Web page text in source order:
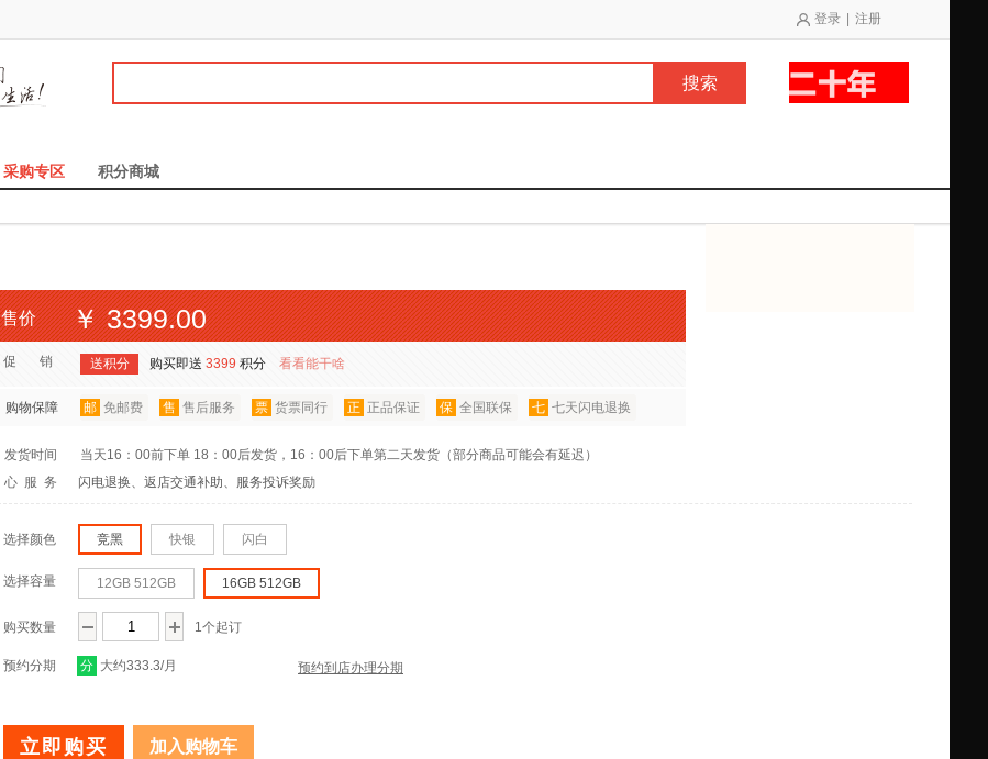
登录 注册
搜索
采购专区 积分商城
售价 ￥ 3399.00
促 销 送积分 购买即送 3399 积分 看看能干啥
购物保障 邮 免邮费 售 售后服务 票 货票同行 正 正品保证 保 全国联保 七 七天闪电退换
发货时间
当天16：00前下单 18：00后发货，16：00后下单第二天发货（部分商品可能会有延迟）
心 服 务
闪电退换、返店交通补助、服务投诉奖励
选择颜色 竞黑 快银 闪白
选择容量 12GB 512GB 16GB 512GB
购买数量 1个起订
预约分期 分 大约333.3/月 预约到店办理分期
立即购买 加入购物车